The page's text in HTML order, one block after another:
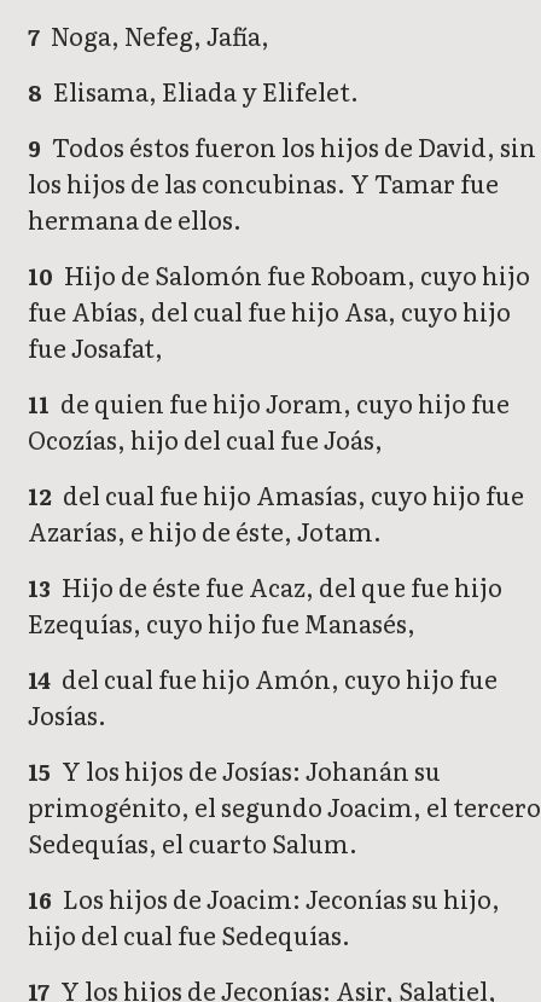
7 Noga, Nefeg, Jafía,
8 Elisama, Eliada y Elifelet.
9 Todos éstos fueron los hijos de David, sin
los hijos de las concubinas. Y Tamar fue
hermana de ellos.
10 Hijo de Salomón fue Roboam, cuyo hijo
fue Abías, del cual fue hijo Asa, cuyo hijo
fue Josafat,
11 de quien fue hijo Joram, cuyo hijo fue
Ocozías, hijo del cual fue Joás,
12 del cual fue hijo Amasías, cuyo hijo fue
Azarías, e hijo de éste, Jotam.
13 Hijo de éste fue Acaz, del que fue hijo
Ezequías, cuyo hijo fue Manasés,
14 del cual fue hijo Amón, cuyo hijo fue
Josías.
15 Y los hijos de Josías: Johanán su
primogénito, el segundo Joacim, el tercero
Sedequías, el cuarto Salum.
16 Los hijos de Joacim: Jeconías su hijo,
hijo del cual fue Sedequías.
17 Y los hijos de Jeconías: Asir, Salatiel,